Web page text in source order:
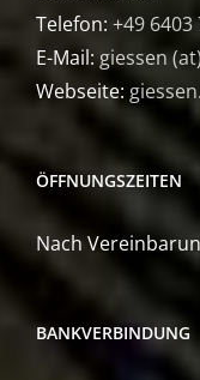
Telefon: +49 6403
E-Mail: giessen
Webseite:
ÖFFNUNGSZEITEN
Nach
BANKVERBINDUNG